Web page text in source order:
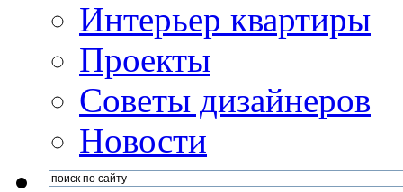
Интерьер квартиры
Проекты
Советы дизайнеров
Новости